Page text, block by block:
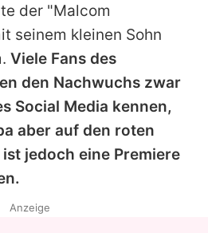
verwalten
der "Malcom
seinem kleinen Sohn
Viele Fans des
den Nachwuchs zwar
Social Media kennen,
aber auf den roten
jedoch eine Premiere
Anzeige